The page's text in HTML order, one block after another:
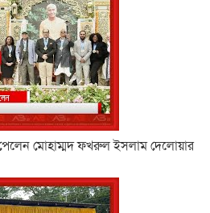
পেলেন মোহাম্মদ ফখরুল ইসলাম দেলোয়ার